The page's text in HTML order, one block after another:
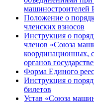
машиностроителей
Положение о
членских взносов
Инструкция о
членов «Союза
координационных,
органов
Форма Единого
Инструкция о
билетов
Устав «Союза